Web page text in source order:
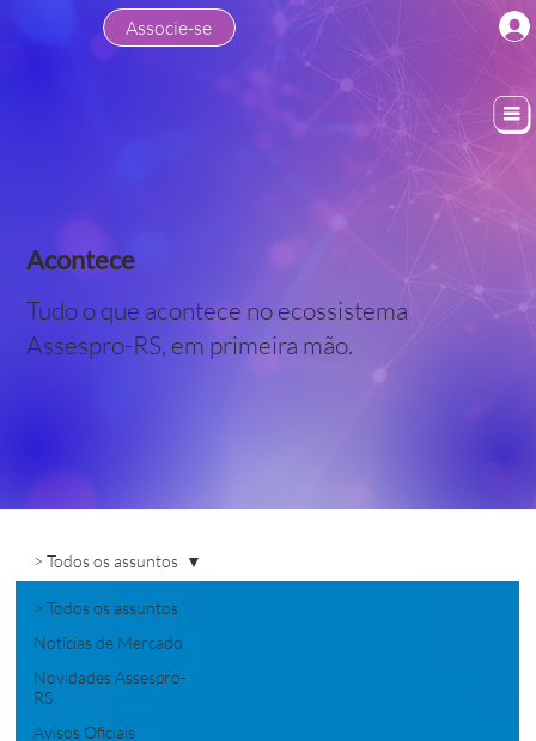
Associe-se
Acontece
Tudo o que acontece no ecossistema
Assespro-RS, em primeira mão.
> Todos os assuntos
Notícias de Mercado
Novidades Assespro-
RS
Avisos Oficiais
> Todos os assuntos